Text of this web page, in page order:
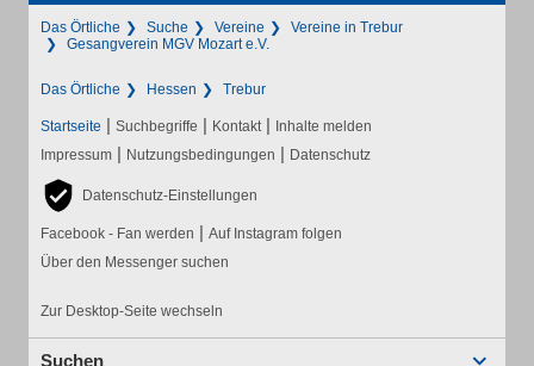
Das Örtliche Suche Vereine
Vereine in Trebur
Gesangverein MGV Mozart e.V.
Das Örtliche Hessen Trebur
Startseite | Suchbegriffe | Kontakt | Inhalte melden
Impressum | Nutzungsbedingungen | Datenschutz
Datenschutz-Einstellungen
Facebook - Fan werden | Auf Instagram folgen
Über den Messenger suchen
Zur Desktop-Seite wechseln
Suchen